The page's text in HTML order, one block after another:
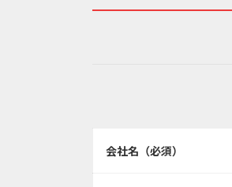
会社名（必須）